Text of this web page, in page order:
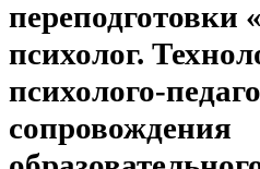
психолог.
психолого-
сопровождения